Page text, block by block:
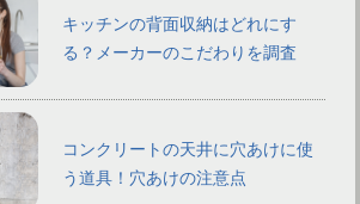
キッチンの背面収納はどれにす
る？メーカーのこだわりを調査
コンクリートの天井に穴あけに使
う道具！穴あけの注意点